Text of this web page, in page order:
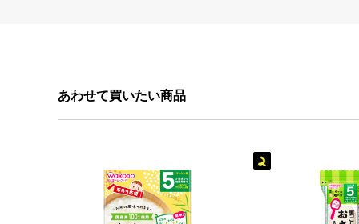
あわせて買いたい商品